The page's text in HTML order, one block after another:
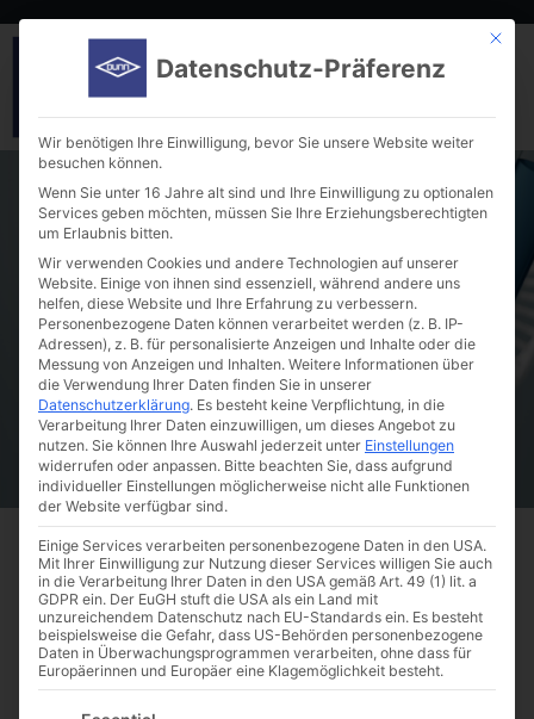
Overhead Drives, Dura-Drive ™
Mit
Datenschutz-Präferenz
Wir benötigen Ihre Einwilligung, bevor Sie unsere Website weiter
besuchen können.
Wenn Sie unter 16 Jahre alt sind und Ihre Einwilligung zu optionalen
Services geben möchten, müssen Sie Ihre Erziehungsberechtigten
um Erlaubnis bitten.
Wir verwenden Cookies und andere Technologien auf unserer
Website. Einige von ihnen sind essenziell, während andere uns
helfen, diese Website und Ihre Erfahrung zu verbessern.
Personenbezogene Daten können verarbeitet werden (z. B. IP-
Adressen), z. B. für personalisierte Anzeigen und Inhalte oder die
Messung von Anzeigen und Inhalten. Weitere Informationen über
die Verwendung Ihrer Daten finden Sie in unserer
Datenschutzerklärung. Es besteht keine Verpflichtung, in die
Verarbeitung Ihrer Daten einzuwilligen, um dieses Angebot zu
nutzen. Sie können Ihre Auswahl jederzeit unter Einstellungen
widerrufen oder anpassen. Bitte beachten Sie, dass aufgrund
individueller Einstellungen möglicherweise nicht alle Funktionen
der Website verfügbar sind.
Einige Services verarbeiten personenbezogene Daten in den USA.
Mit Ihrer Einwilligung zur Nutzung dieser Services willigen Sie auch
in die Verarbeitung Ihrer Daten in den USA gemäß Art. 49 (1) lit. a
GDPR ein. Der EuGH stuft die USA als ein Land mit
unzureichendem Datenschutz nach EU-Standards ein. Es besteht
beispielsweise die Gefahr, dass US-Behörden personenbezogene
Daten in Überwachungsprogrammen verarbeiten, ohne dass für
Europäerinnen und Europäer eine Klagemöglichkeit besteht.
Es folgt eine Liste der Service-Gruppen, für die eine